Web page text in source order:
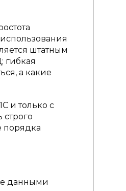
штатным
гибкая
а какие
и только с
порядка
данными